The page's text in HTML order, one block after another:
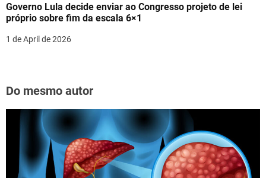
Governo Lula decide enviar ao Congresso projeto de lei
próprio sobre fim da escala 6×1
1 de April de 2026
Do mesmo autor